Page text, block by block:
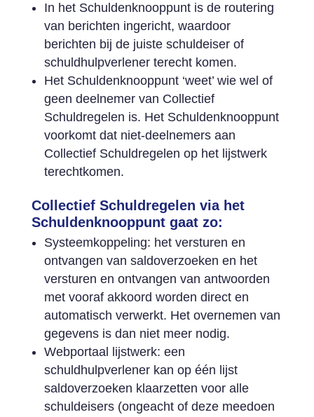
In het Schuldenknooppunt is de routering
van berichten ingericht, waardoor
berichten bij de juiste schuldeiser of
schuldhulpverlener terecht komen.
Het Schuldenknooppunt ‘weet’ wie wel of
geen deelnemer van Collectief
Schuldregelen is. Het Schuldenknooppunt
voorkomt dat niet-deelnemers aan
Collectief Schuldregelen op het lijstwerk
terechtkomen.
Collectief Schuldregelen via het
Schuldenknooppunt gaat zo:
Systeemkoppeling: het versturen en
ontvangen van saldoverzoeken en het
versturen en ontvangen van antwoorden
met vooraf akkoord worden direct en
automatisch verwerkt. Het overnemen van
gegevens is dan niet meer nodig.
Webportaal lijstwerk: een
schuldhulpverlener kan op één lijst
saldoverzoeken klaarzetten voor alle
schuldeisers (ongeacht of deze meedoen